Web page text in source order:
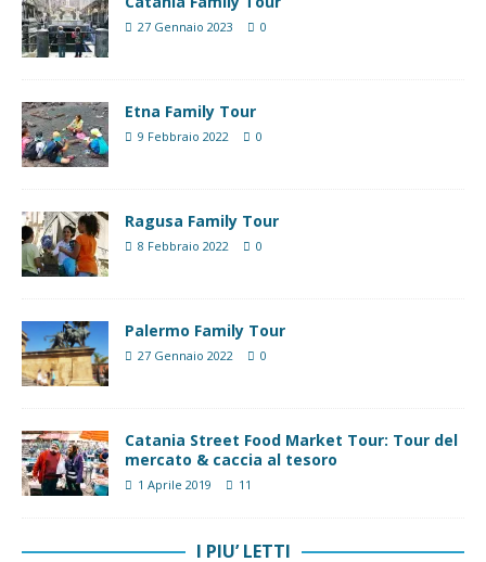
27 Gennaio 2023 0
Etna Family Tour
9 Febbraio 2022 0
Ragusa Family Tour
8 Febbraio 2022 0
Palermo Family Tour
27 Gennaio 2022 0
Catania Street Food Market Tour: Tour del
mercato & caccia al tesoro
1 Aprile 2019 11
I PIU’ LETTI